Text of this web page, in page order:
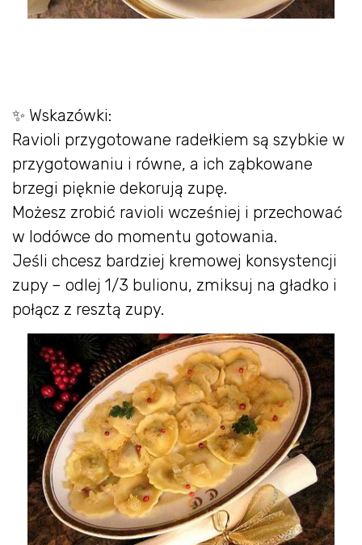
✨ Wskazówki:
Ravioli przygotowane radełkiem są szybkie w
przygotowaniu i równe, a ich ząbkowane
brzegi pięknie dekorują zupę.
Możesz zrobić ravioli wcześniej i przechować
w lodówce do momentu gotowania.
Jeśli chcesz bardziej kremowej konsystencji
zupy – odlej 1/3 bulionu, zmiksuj na gładko i
połącz z resztą zupy.